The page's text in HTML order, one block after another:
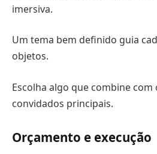
imersiva.
Um tema bem definido guia
objetos.
Escolha algo que combine com
convidados principais.
Orçamento e execução